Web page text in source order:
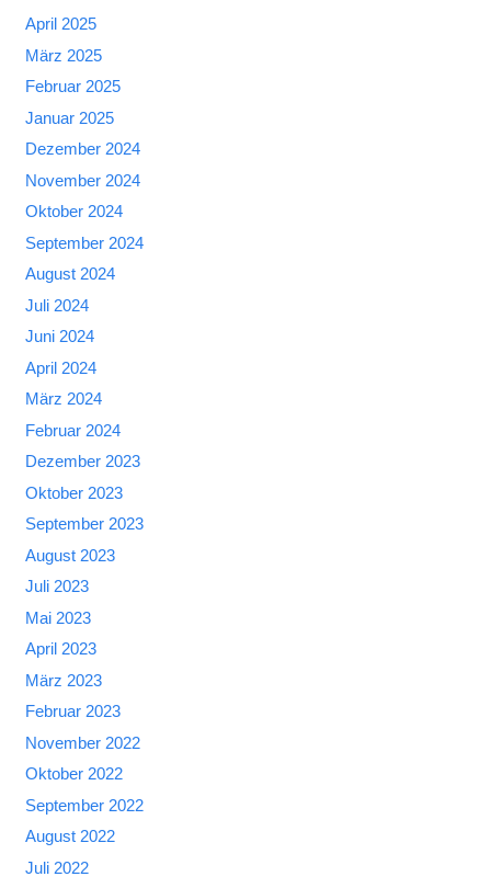
April 2025
März 2025
Februar 2025
Januar 2025
Dezember 2024
November 2024
Oktober 2024
September 2024
August 2024
Juli 2024
Juni 2024
April 2024
März 2024
Februar 2024
Dezember 2023
Oktober 2023
September 2023
August 2023
Juli 2023
Mai 2023
April 2023
März 2023
Februar 2023
November 2022
Oktober 2022
September 2022
August 2022
Juli 2022